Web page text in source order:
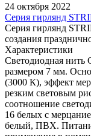
24 октября 2022
Серия гирлянд
Серия гирлянд
создания
Характеристики
Светодиодная нить
размером 7 мм.
(3000 К), эффект
резким световым
соотношение
16 белых с
белый, ПВХ.